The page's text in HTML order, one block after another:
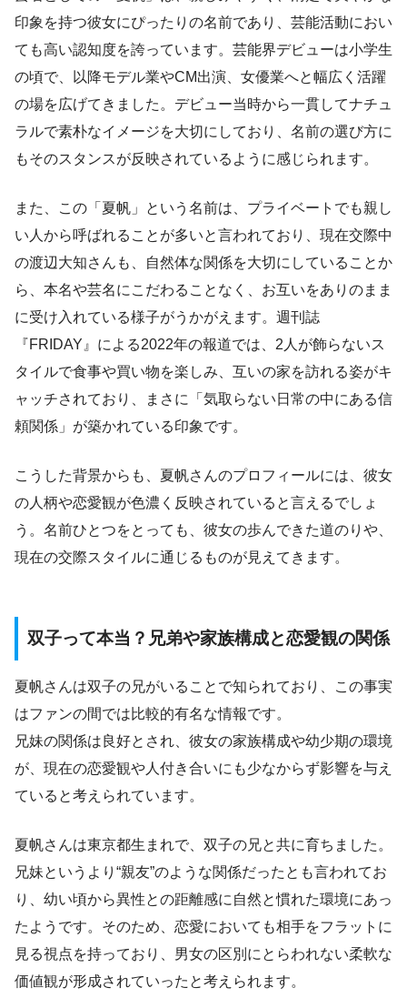
印象を持つ彼女にぴったりの名前であり、芸能活動におい
ても高い認知度を誇っています。芸能界デビューは小学生
の頃で、以降モデル業やCM出演、女優業へと幅広く活躍
の場を広げてきました。デビュー当時から一貫してナチュ
ラルで素朴なイメージを大切にしており、名前の選び方に
もそのスタンスが反映されているように感じられます。
また、この「夏帆」という名前は、プライベートでも親し
い人から呼ばれることが多いと言われており、現在交際中
の渡辺大知さんも、自然体な関係を大切にしていることか
ら、本名や芸名にこだわることなく、お互いをありのまま
に受け入れている様子がうかがえます。週刊誌
『FRIDAY』による2022年の報道では、2人が飾らないス
タイルで食事や買い物を楽しみ、互いの家を訪れる姿がキ
ャッチされており、まさに「気取らない日常の中にある信
頼関係」が築かれている印象です。
こうした背景からも、夏帆さんのプロフィールには、彼女
の人柄や恋愛観が色濃く反映されていると言えるでしょ
う。名前ひとつをとっても、彼女の歩んできた道のりや、
現在の交際スタイルに通じるものが見えてきます。
双子って本当？兄弟や家族構成と恋愛観の関係
夏帆さんは双子の兄がいることで知られており、この事実
はファンの間では比較的有名な情報です。
兄妹の関係は良好とされ、彼女の家族構成や幼少期の環境
が、現在の恋愛観や人付き合いにも少なからず影響を与え
ていると考えられています。
夏帆さんは東京都生まれで、双子の兄と共に育ちました。
兄妹というより“親友”のような関係だったとも言われてお
り、幼い頃から異性との距離感に自然と慣れた環境にあっ
たようです。そのため、恋愛においても相手をフラットに
見る視点を持っており、男女の区別にとらわれない柔軟な
価値観が形成されていったと考えられます。